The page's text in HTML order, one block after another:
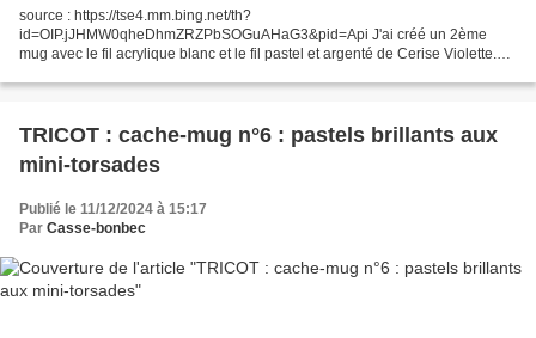
source : https://tse4.mm.bing.net/th?
id=OIP.jJHMW0qheDhmZRZPbSOGuAHaG3&pid=Api J'ai créé un 2ème
mug avec le fil acrylique blanc et le fil pastel et argenté de Cerise Violette.
TRICOT : cache-mug n°6 : pastels brillants aux
mini-torsades
Publié le 11/12/2024 à 15:17
Par Casse-bonbec